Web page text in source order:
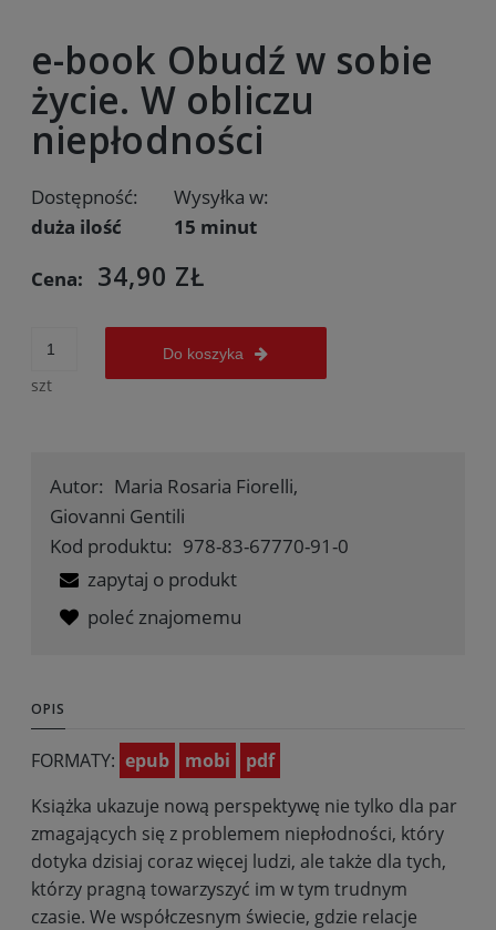
e-book Obudź w sobie
życie. W obliczu
niepłodności
Dostępność:
duża ilość
Wysyłka w:
15 minut
Cena: 34,90 ZŁ
szt
Do koszyka
Autor: Maria Rosaria Fiorelli,
Giovanni Gentili
Kod produktu: 978-83-67770-91-0
zapytaj o produkt
poleć znajomemu
OPIS
FORMATY: epub mobi
pdf
Książka ukazuje nową perspektywę nie tylko dla par
zmagających się z problemem niepłodności, który
dotyka dzisiaj coraz więcej ludzi, ale także dla tych,
którzy pragną towarzyszyć im w tym trudnym
czasie. We współczesnym świecie, gdzie relacje